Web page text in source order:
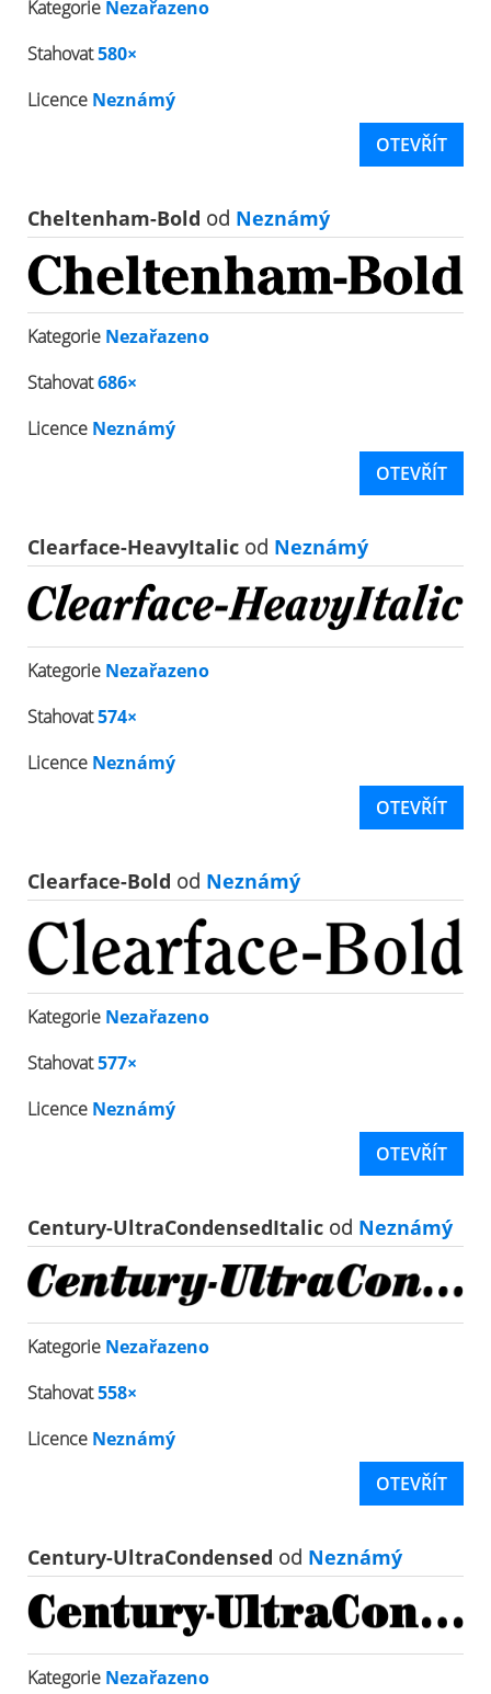
Kategorie Nezařazeno
Stahovat580×
Licence Neznámý
OTEVŘÍT
Cheltenham-Bold od Neznámý
Kategorie Nezařazeno
Stahovat686×
Licence Neznámý
OTEVŘÍT
Clearface-HeavyItalic od Neznámý
Kategorie Nezařazeno
Stahovat574×
Licence Neznámý
OTEVŘÍT
Clearface-Bold od Neznámý
Kategorie Nezařazeno
Stahovat577×
Licence Neznámý
OTEVŘÍT
Century-UltraCondensedItalic od Neznámý
Kategorie Nezařazeno
Stahovat558×
Licence Neznámý
OTEVŘÍT
Century-UltraCondensed od Neznámý
Kategorie Nezařazeno